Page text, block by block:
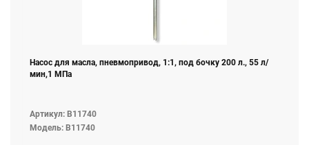
Насос для масла, пневмопривод, 1:1, под бочку 200 л., 55 л/
мин,1 МПа
Артикул: B11740
Модель: B11740